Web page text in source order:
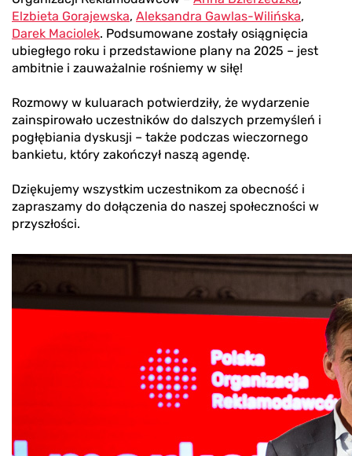
Elzbieta Gorajewska, Aleksandra Gawlas-Wilińska,
Darek Maciolek. Podsumowane zostały osiągnięcia
ubiegłego roku i przedstawione plany na 2025 – jest
ambitnie i zauważalnie rośniemy w siłę!
Rozmowy w kuluarach potwierdziły, że wydarzenie
zainspirowało uczestników do dalszych przemyśleń i
pogłębiania dyskusji – także podczas wieczornego
bankietu, który zakończył naszą agendę.
Dziękujemy wszystkim uczestnikom za obecność i
zapraszamy do dołączenia do naszej społeczności w
przyszłości.